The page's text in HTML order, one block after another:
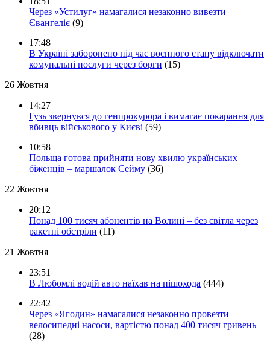
Через «Устилуг» намагалися незаконно вивезти
Євангеліє (9)
17:48
В Україні заборонено під час воєнного стану відключати
комунальні послуги через борги (15)
26 Жовтня
14:27
Гузь звернувся до генпрокурора і вимагає покарання для
вбивць військового у Києві (59)
10:58
Польща готова прийняти нову хвилю українських
біженців – маршалок Сейму (36)
22 Жовтня
20:12
Понад 100 тисяч абонентів на Волині – без світла через
ракетні обстріли (11)
21 Жовтня
23:51
В Любомлі водій авто наїхав на пішохода (444)
22:42
Через «Ягодин» намагалися незаконно провезти
велосипедні насоси, вартістю понад 400 тисяч гривень
(28)